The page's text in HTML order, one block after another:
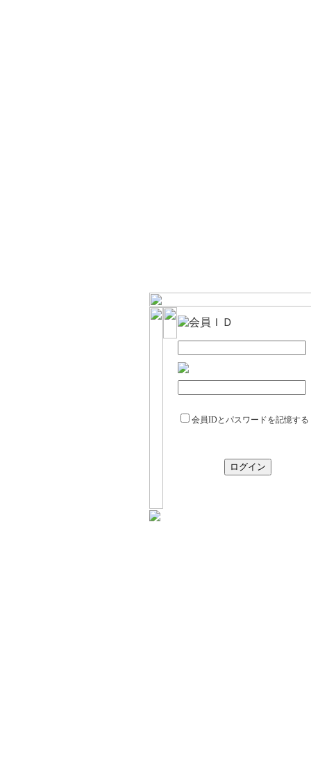
会員IDとパスワードを記憶する